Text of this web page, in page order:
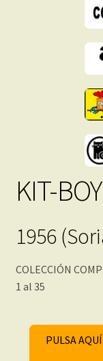
KIT-BOY
1956
COLECCIÓN
1 al 35
PULSA